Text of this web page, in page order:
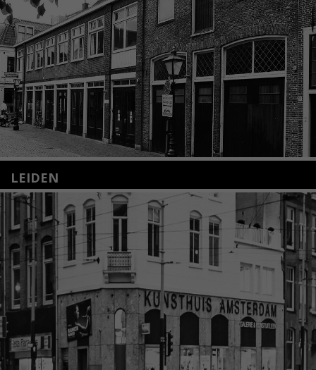
LEIDEN
Nieuwstraat 35
2312 KA Leiden
+31(0)71 – 52 84 480
info@kunsthuisleiden.nl
Lees meer